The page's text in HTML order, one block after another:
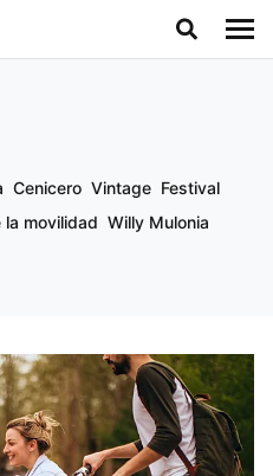
Cenicero Vintage Festival
la movilidad Willy Mulonia